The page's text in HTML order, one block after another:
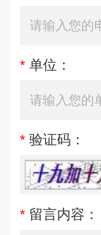
* 单位：
* 验证码：
* 留言内容：